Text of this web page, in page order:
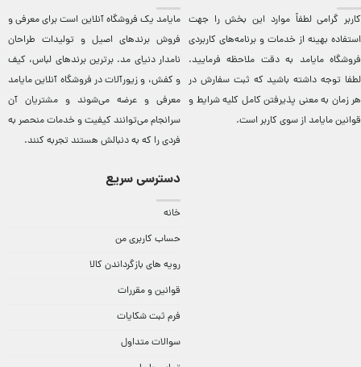
کاربر گرامی لطفاً موارد این بخش را جهت
استفاده بهینه از خدمات و برنامه‌‏های کاربردی
فروشگاه مایامد به دقت ملاحظه فرمایید.
لطفا توجه داشته باشید که ثبت سفارش در
هر زمان به معنی پذیرفتن کامل کلیهشرایط و
قوانین مایامداز سوی کاربر است.
مایامد يک فروشگاه آنلاين است برای معرفی و
فروش برندهای اصيل و توليدات طراحان
نامدار دنيای مد. برترين‌ برندهای لباس، کيف
و کفش، و زيورآلات در فروشگاه آنلاين مایامد
معرفی و عرضه می‌شوند و مشتريان آن
سرانجام می‌توانند کيفيت و خدمات منحصر به
فردی را که به دنبالش هستند تجربه کنند.
دسترسی سریع
خانه
حساب کاربری من
رویه های بازگرداندن کالا
قوانین و مقررات
فرم ثبت شکایات
سوالات متداول